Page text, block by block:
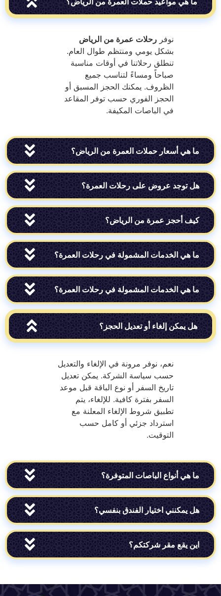
رحلات عمرة من الرياض
بشكل يومي ومنتظم طوال العام.
تنطلق رحلاتنا في أوقات مناسبة
صباحاً ومساءً لتناسب جميع
الظروف. يمكنك الحجز المسبق أو
الحجز الفوري حسب توفر المقاعد
في الباصات المكيفة.
أسعار حملات العمرة من الرياض؟
عروض على رحلات العمرة؟
أحجز عمرة من الرياض؟
الخدمات المشمولة في رحلات العمرة؟
الخدمات المشمولة في رحلات العمرة؟
إلغاء أو تعديل الحجز؟
نعم، نوفر مرونة في الإلغاء والتعديل
حسب سياسة الشركة. يمكن تعديل
تاريخ السفر أو نوع الباقة قبل موعد
السفر بفترة كافية. للإلغاء، يتم
تطبيق شروط الإلغاء المعلنة مع
استرداد جزئي أو كامل حسب
أنواع الباصات المتوفرة؟
اختيار الفندق بنفسي؟
يقع مقر شركتكم؟